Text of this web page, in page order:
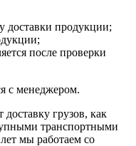
доставки продукции;
после проверки
с менеджером.
грузов, как
транспортными
мы работаем со